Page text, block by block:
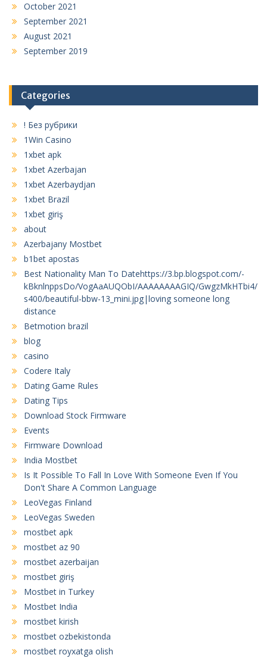
October 2021
September 2021
August 2021
September 2019
Categories
! Без рубрики
1Win Casino
1xbet apk
1xbet Azerbajan
1xbet Azerbaydjan
1xbet Brazil
1xbet giriş
about
Azerbajany Mostbet
b1bet apostas
Best Nationality Man To Datehttps://3.bp.blogspot.com/-
kBknlnppsDo/VogAaAUQObI/AAAAAAAAGIQ/GwgzMkHTbi4/
s400/beautiful-bbw-13_mini.jpg|loving someone long
distance
Betmotion brazil
blog
casino
Codere Italy
Dating Game Rules
Dating Tips
Download Stock Firmware
Events
Firmware Download
India Mostbet
Is It Possible To Fall In Love With Someone Even If You
Don't Share A Common Language
LeoVegas Finland
LeoVegas Sweden
mostbet apk
mostbet az 90
mostbet azerbaijan
mostbet giriş
Mostbet in Turkey
Mostbet India
mostbet kirish
mostbet ozbekistonda
mostbet royxatga olish